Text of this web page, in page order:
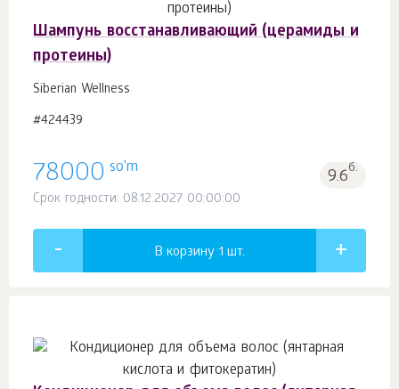
Шампунь восстанавливающий (церамиды и
протеины)
Siberian Wellness
#424439
78000 so'm 9.6б.
Срок годности: 08.12.2027 00:00:00
В корзину 1 шт.